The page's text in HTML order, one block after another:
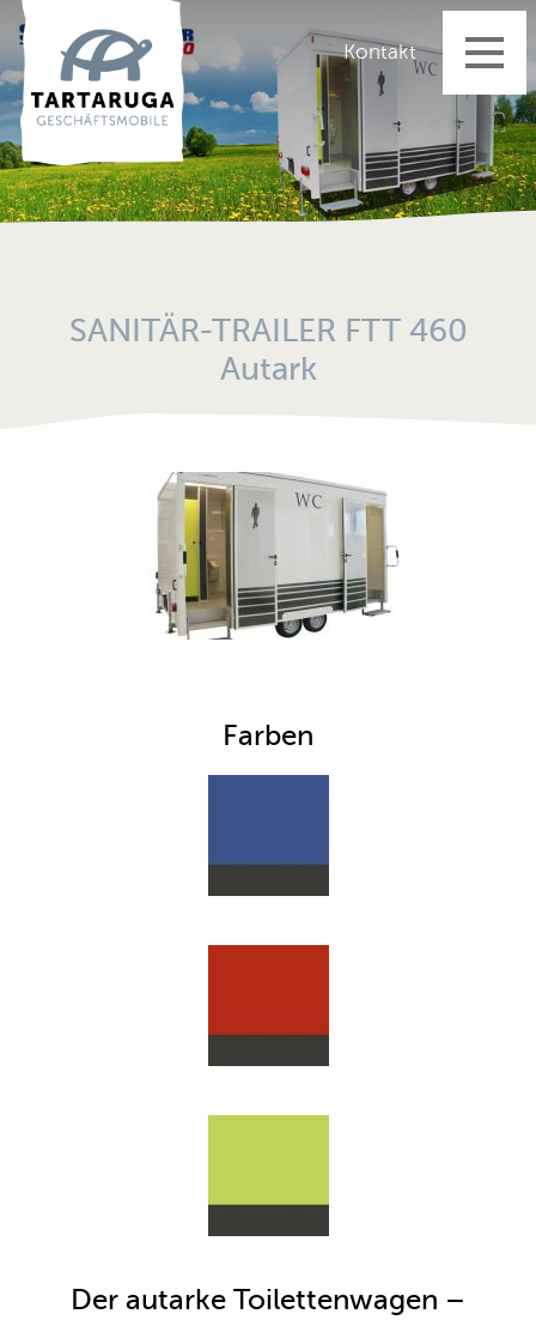
Kontakt
Geschäftsmobile
Fahrzeugangebot
Aktuelles
Vermietung
Kontakt
Datenschutz
AGB's
zu den Reisemobilen
SANITÄR-TRAILER FTT 460
Autark
Der autarke Toilettenwagen –
Farben